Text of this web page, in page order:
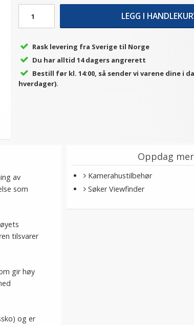
LEGG I
Rask levering fra Sverige til Norge
Du har alltid 14 dagers angrerett
Bestill før kl. 14:00, så sender vi varene dine i
hverdager).
av
som
tilsvarer
gir høy
og er
Oppdag mer
Kamerahustilbehør
Søker Viewfinder